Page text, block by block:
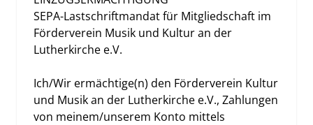
SEPA-Lastschriftmandat für Mitgliedschaft im
Förderverein Musik und Kultur an der
Lutherkirche e.V.
Ich/Wir ermächtige(n) den Förderverein Kultur
und Musik an der Lutherkirche e.V., Zahlungen
von meinem/unserem Konto mittels